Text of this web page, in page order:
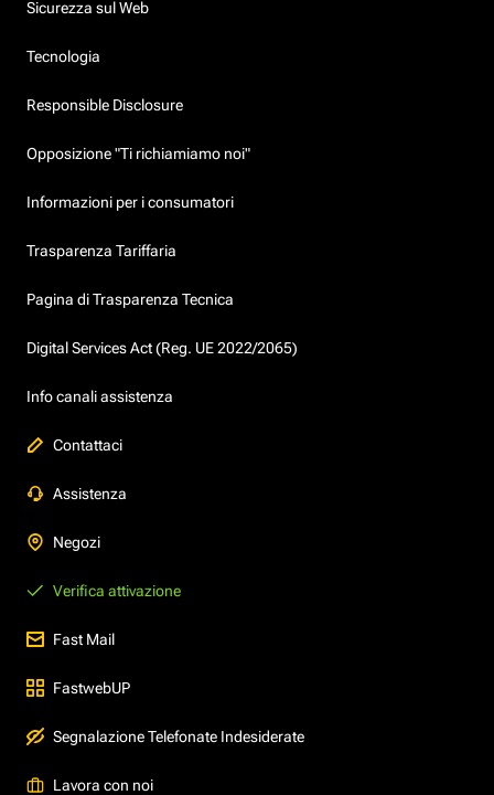
Sicurezza sul Web
Tecnologia
Responsible Disclosure
Opposizione "Ti richiamiamo noi"
Informazioni per i consumatori
Trasparenza Tariffaria
Pagina di Trasparenza Tecnica
Digital Services Act (Reg. UE 2022/2065)
Info canali assistenza
Contattaci
Assistenza
Negozi
Verifica attivazione
Fast Mail
FastwebUP
Segnalazione Telefonate Indesiderate
Lavora con noi